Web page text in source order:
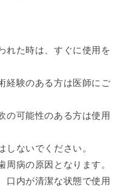
れた時は、すぐに使用を
経験のある方は医師にご
の可能性のある方は使用
しないでください。
周病の原因となります。
口内が清潔な状態で使用